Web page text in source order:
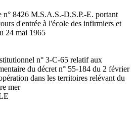
8426 M.S.A.S.-D.S.P.-E. portant
d'entrée à l'école des infirmiers et
24 mai 1965
n° 3-C-65 relatif aux
du décret n° 55-184 du 2 février
dans les territoires relévant du
mer